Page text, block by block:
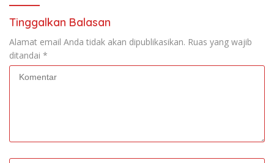
Tinggalkan Balasan
Alamat email Anda tidak akan dipublikasikan. Ruas yang wajib
ditandai *